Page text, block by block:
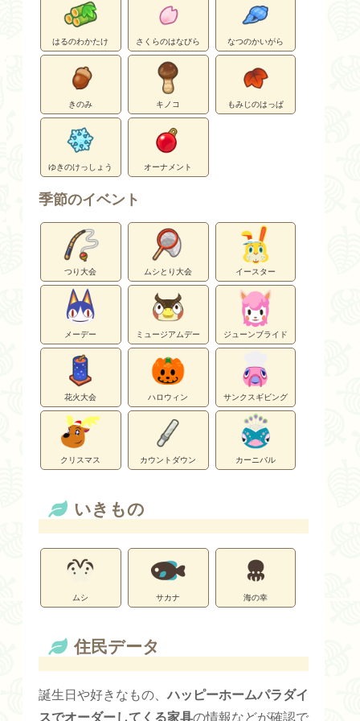
はるのわかたけ さくらのはなびら なつのかいがら
きのみ キノコ もみじのはっぱ
ゆきのけっしょう オーナメント
季節のイベント
つり大会 ムシとり大会 イースター
メーデー ミュージアムデー ジューンブライド
花火大会 ハロウィン サンクスギビング
クリスマス カウントダウン カーニバル
いきもの
ムシ サカナ 海の幸
住民データ
誕生日や好きなもの、ハッピーホームパラダイ
スでオーダーしてくる家具の情報などが確認で